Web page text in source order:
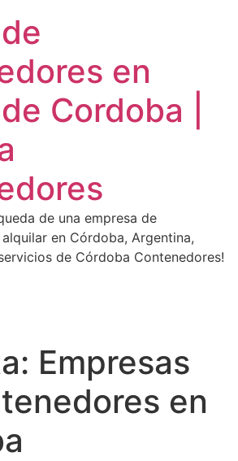
en
Cordoba |
de una empresa de
en Córdoba, Argentina,
de Córdoba Contenedores!
Empresas
en